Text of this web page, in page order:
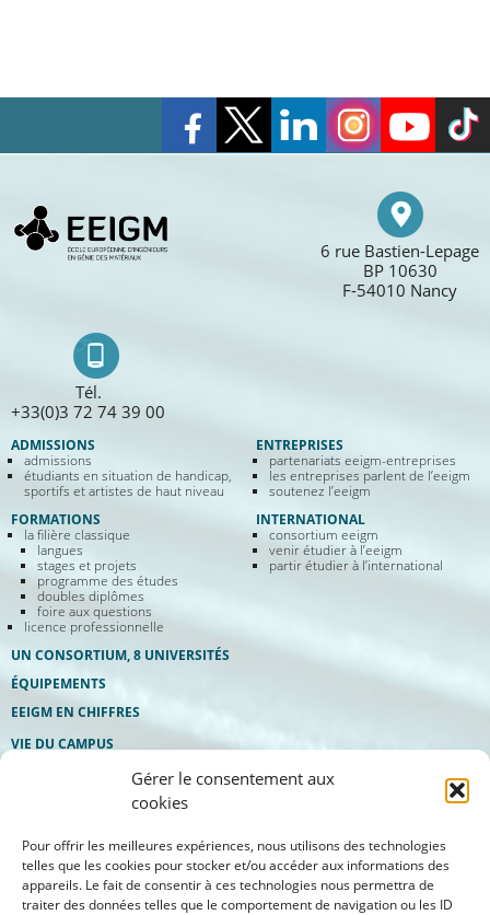
Gérer le consentement aux
cookies
Pour offrir les meilleures expériences, nous utilisons des technologies
telles que les cookies pour stocker et/ou accéder aux informations des
appareils. Le fait de consentir à ces technologies nous permettra de
traiter des données telles que le comportement de navigation ou les ID
6 rue Bastien-Lepage
BP 10630
F-54010 Nancy
Tél.
+33(0)3 72 74 39 00
ADMISSIONS
admissions
étudiants en situation de handicap,
sportifs et artistes de haut niveau
FORMATIONS
la filière classique
langues
stages et projets
programme des études
doubles diplômes
foire aux questions
licence professionnelle
UN CONSORTIUM, 8 UNIVERSITÉS
ÉQUIPEMENTS
EEIGM EN CHIFFRES
ENTREPRISES
partenariats eeigm-entreprises
les entreprises parlent de l’eeigm
soutenez l’eeigm
INTERNATIONAL
consortium eeigm
venir étudier à l’eeigm
partir étudier à l’international
VIE DU CAMPUS
eeigm etudes & services